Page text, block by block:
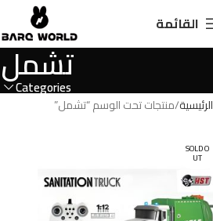
القائمة
تشمل
Categories
الرئيسية منتجات تحت الوسم “تشمل”
SOLD O
UT